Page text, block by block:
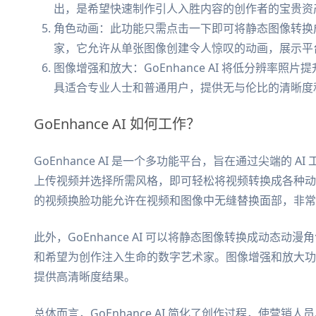
出，是希望快速制作引人入胜内容的创作者的宝贵
角色动画：此功能只需点击一下即可将静态图像转
家，它允许从单张图像创建令人惊叹的动画，展示
图像增强和放大：GoEnhance AI 将低分辨率照片
具适合专业人士和普通用户，提供无与伦比的清晰
GoEnhance AI 如何工作？
GoEnhance AI 是一个多功能平台，旨在通过尖端的 AI
上传视频并选择所需风格，即可轻松将视频转换成各种
的视频换脸功能允许在视频和图像中无缝替换面部，非
此外，GoEnhance AI 可以将静态图像转换成动态动漫
和希望为创作注入生命的数字艺术家。图像增强和放大
提供高清晰度结果。